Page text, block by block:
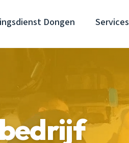
Dongen Services